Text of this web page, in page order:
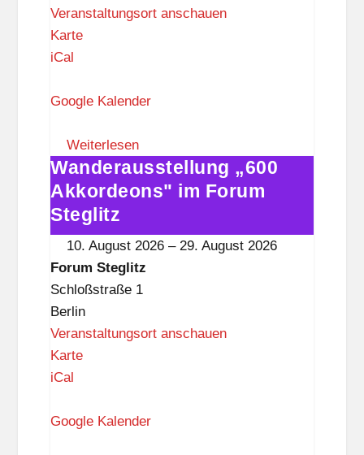
Veranstaltungsort anschauen
KarteF
u
S
t
e
g
l
i
t
z
iCal
Google Kalender
Weiterlesen
Wanderausstellung
„600
Akkordeons"
im
Forum
Steglitz
Wanderausstellung „600
Akkordeons" im Forum
Steglitz
10. August 2026 –29. August 2026
Forum Steglitz
Schloßstraße 1
Berlin
Veranstaltungsort anschauen
KarteF
u
iCal
Google Kalender